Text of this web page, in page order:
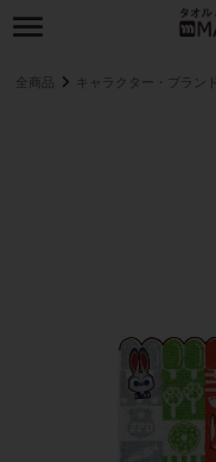
全商品 キャラクター・ブランド